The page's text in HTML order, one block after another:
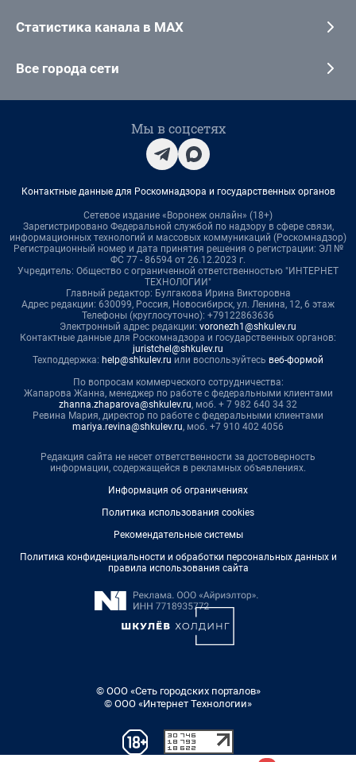
Статистика канала в MAX
Все города сети
Мы в соцсетях
Контактные данные для Роскомнадзора и государственных органов
Сетевое издание «Воронеж онлайн» (18+)
Зарегистрировано Федеральной службой по надзору в сфере связи,
информационных технологий и массовых коммуникаций (Роскомнадзор)
Регистрационный номер и дата принятия решения о регистрации: ЭЛ №
ФС 77 - 86594 от 26.12.2023 г.
Учредитель: Общество с ограниченной ответственностью "ИНТЕРНЕТ
ТЕХНОЛОГИИ"
Главный редактор: Булгакова Ирина Викторовна
Адрес редакции: 630099, Россия, Новосибирск, ул. Ленина, 12, 6 этаж
Телефоны (круглосуточно): +79122863636
Электронный адрес редакции: voronezh1@shkulev.ru
Контактные данные для Роскомнадзора и государственных органов:
juristchel@shkulev.ru
Техподдержка: help@shkulev.ru или воспользуйтесь веб-формой
По вопросам коммерческого сотрудничества:
Жапарова Жанна, менеджер по работе с федеральными клиентами
zhanna.zhaparova@shkulev.ru, моб. + 7 982 640 34 32
Ревина Мария, директор по работе с федеральными клиентами
mariya.revina@shkulev.ru, моб. +7 910 402 4056
Редакция сайта не несет ответственности за достоверность
информации, содержащейся в рекламных объявлениях.
Информация об ограничениях
Политика использования cookies
Рекомендательные системы
Политика конфиденциальности и обработки персональных данных и
правила использования сайта
© ООО «Сеть городских порталов»
© ООО «Интернет Технологии»